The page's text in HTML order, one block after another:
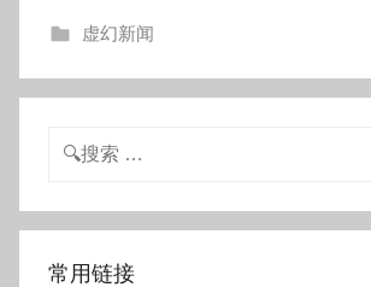
o
虚幻新闻
搜
常用链接